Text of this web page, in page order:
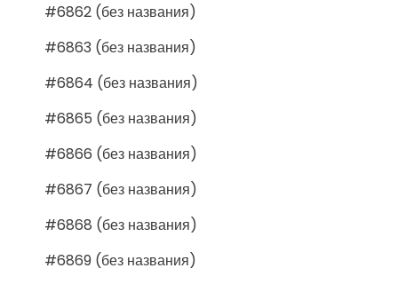
#6862 (без названия)
#6863 (без названия)
#6864 (без названия)
#6865 (без названия)
#6866 (без названия)
#6867 (без названия)
#6868 (без названия)
#6869 (без названия)